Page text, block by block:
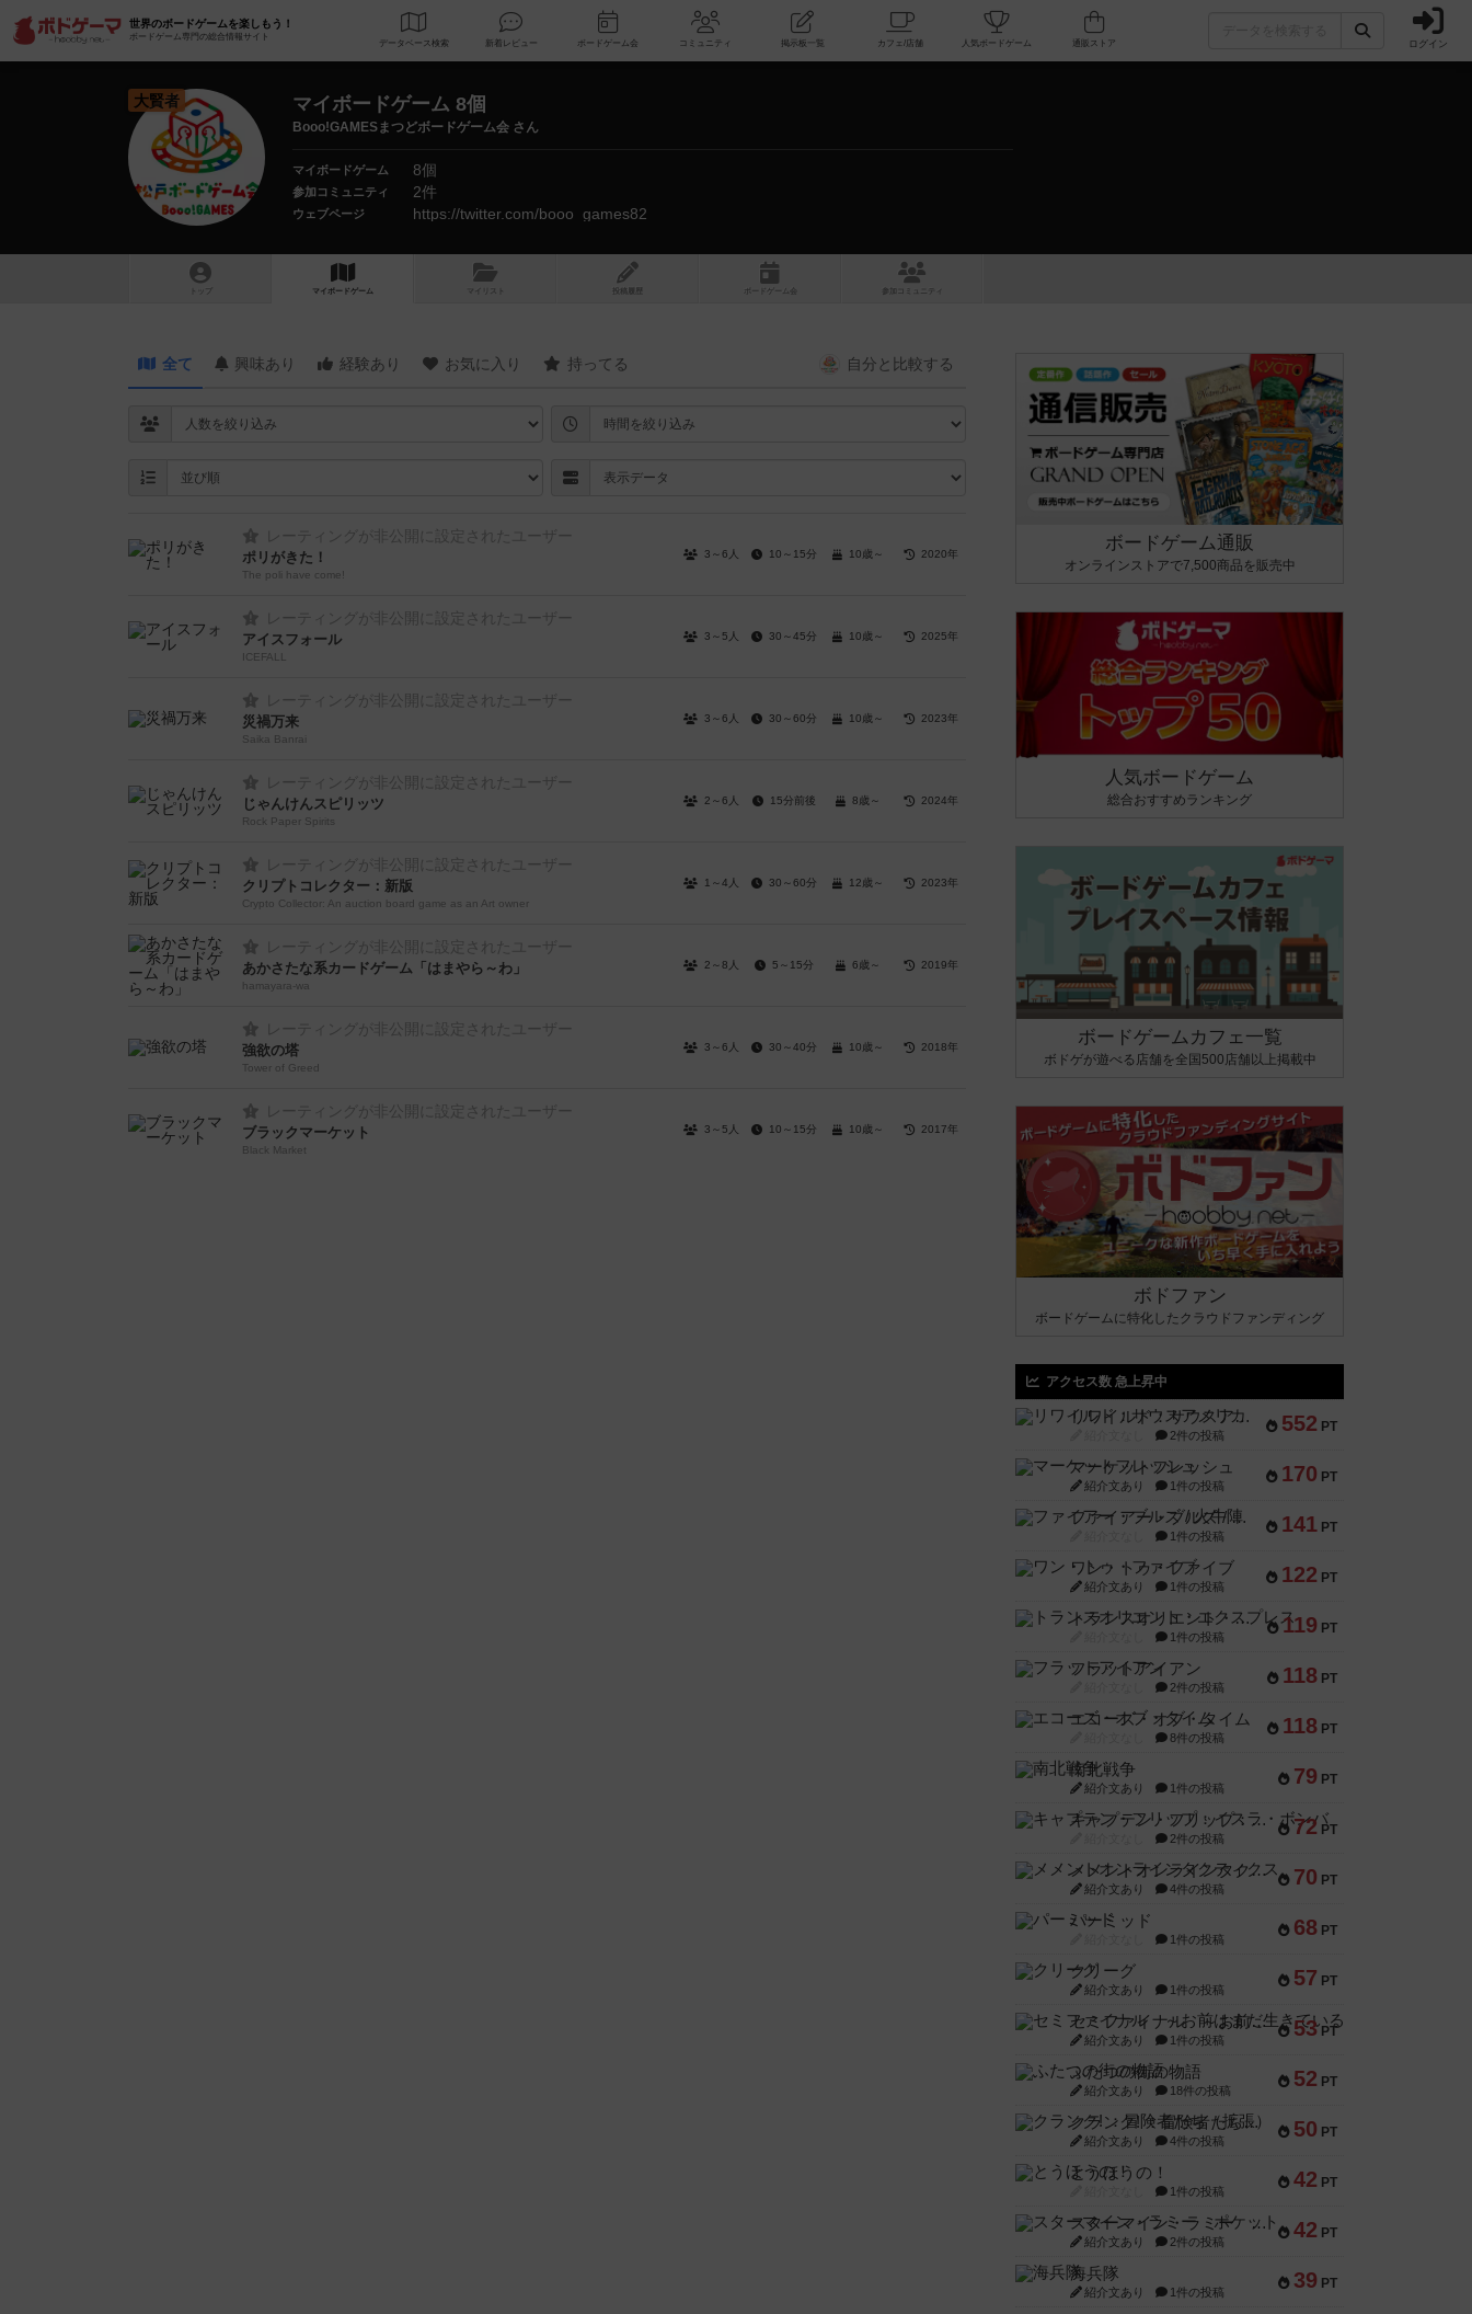
世界のボードゲームを楽しもう！
ボードゲーム専門の総合情報サイト
データベース 検索 新着レビュー ボードゲーム会 コミュニティ 掲示板一覧 カフェ/店舗 人気ボードゲーム ログイン
大賢者 マイボードゲーム 8個
Booo!GAMESまつどボードゲーム会 さん
マイボードゲーム 8個
参加コミュニティ 2件
ウェブページ https://twitter.com/booo_games82
トップ マイボードゲーム マイリスト 投稿履歴 ボ ドゲ ーム コミュニティ
全て 興味あり 経験あり お気に入り 持ってる 自分と 比較する
レーティングが非公開に設定されたユーザー
ポリがきた！
The poli have come!
3～6人 10～15分 10歳～ 2020年
レーティングが非公開に設定されたユーザー
アイスフォール
ICEFALL
3～5人 30～45分 10歳～ 2025年
レーティングが非公開に設定されたユーザー
災禍万来
Saika Banrai
3～6人 30～60分 10歳～ 2023年
レーティングが非公開に設定されたユーザー
じゃんけんスピリッツ
Rock Paper Spirits
2～6人 15分前後 8歳～ 2024年
レーティングが非公開に設定されたユーザー
クリプトコレクター：新版
Crypto Collector: An auction board game as an Art owner
1～4人 30～60分 12歳～ 2023年
レーティングが非公開に設定されたユーザー
あかさたな系カードゲーム「はまやら～わ」
hamayara-wa
2～8人 5～15分 6歳～ 2019年
レーティングが非公開に設定されたユーザー
強欲の塔
Tower of Greed
3～6人 30～40分 10歳～ 2018年
レーティングが非公開に設定されたユーザー
ブラックマーケット
Black Market
3～5人 10～15分 10歳～ 2017年
ボードゲーム通販
オンラインストアで7,500商品を販売中
人気ボードゲーム
総合おすすめランキング
ボードゲームカフェ一覧
ボドゲが遊べる店舗を全国500店舗以上掲載中
ボドファン
ボードゲームに特化したクラウドファンディング
アクセス数 急上昇中
552 PT
リワイルド：サウスアメリカ
2件の投稿
170 PT
マーケットフレッシュ
紹介文あり 1件の投稿
141 PT
ファイアー・ブルズ / 火牛陣
1件の投稿
122 PT
ワン・トゥ・ファイブ
紹介文あり 1件の投稿
119 PT
トランスオリエント・エクスプレス
1件の投稿
118 PT
フラットアイアン
2件の投稿
118 PT
エコーズ・オブ・タイム
8件の投稿
79 PT
南北戦争
紹介文あり 1件の投稿
72 PT
キャプテン・フリップ：イスラ・ボンバ
2件の投稿
70 PT
メメントオンラインタクティクス
紹介文あり 4件の投稿
68 PT
パーミッド
1件の投稿
57 PT
クリーグ
紹介文あり 1件の投稿
53 PT
セミファイナル ～お前はまだ生きている～
紹介文あり 1件の投稿
52 PT
ふたつの街の物語
紹介文あり 18件の投稿
50 PT
クランク! ：冒険者たち（拡張）
紹介文あり 4件の投稿
42 PT
とうほうの！
1件の投稿
42 PT
スターマイン・ラミー ポケット
紹介文あり 2件の投稿
39 PT
海兵隊
紹介文あり 1件の投稿